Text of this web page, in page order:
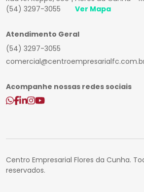
(54) 3297-3055
Ver Mapa
Atendimento Geral
(54) 3297-3055
Acompanhe nossas redes sociais
Centro Empresarial Flores da Cunha.
reservados.